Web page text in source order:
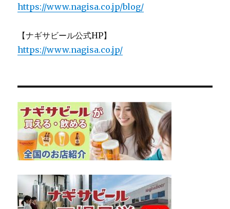
https://www.nagisa.co.jp/blog/
【ナギサビール公式HP】
https://www.nagisa.co.jp/